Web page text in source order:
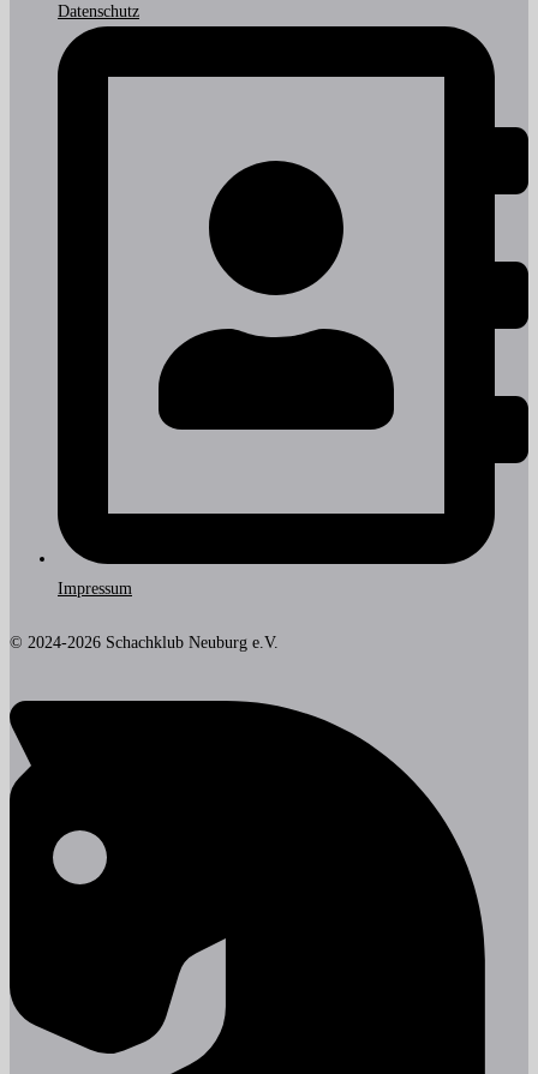
Datenschutz
Impressum
© 2024-2026 Schachklub Neuburg e.V.